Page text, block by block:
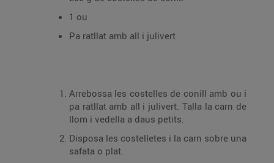
1 ou
Pa ratllat amb all i julivert
Arrebossa les costelles de conill amb ou i
pa ratllat amb all i julivert. Talla la carn de
llom i vedella a daus petits.
Disposa les costelletes i la carn sobre una
safata o plat.